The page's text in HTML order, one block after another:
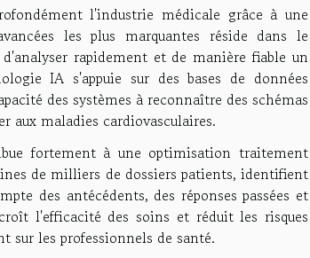
l'industrie médicale grâce à une
les plus marquantes réside dans le
rapidement et de manière fiable un
IA s'appuie sur des bases de données
des systèmes à reconnaître des schémas
aux maladies cardiovasculaires.
fortement à une optimisation traitement
de milliers de dossiers patients, identifient
des antécédents, des réponses passées et
l'efficacité des soins et réduit les risques
sur les professionnels de santé.